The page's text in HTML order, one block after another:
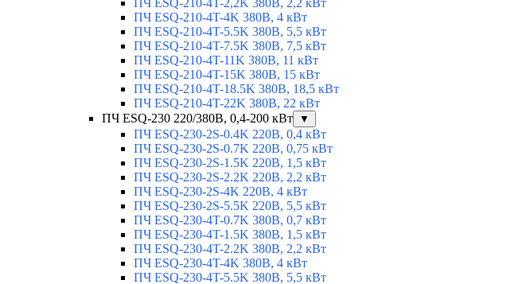
ПЧ ESQ-210-4T-2,2K 380В, 2,2 кВт
ПЧ ESQ-210-4T-4K 380В, 4 кВт
ПЧ ESQ-210-4T-5.5K 380В, 5,5 кВт
ПЧ ESQ-210-4T-7.5K 380В, 7,5 кВт
ПЧ ESQ-210-4T-11K 380В, 11 кВт
ПЧ ESQ-210-4T-15K 380В, 15 кВт
ПЧ ESQ-210-4T-18.5K 380В, 18,5 кВт
ПЧ ESQ-210-4T-22K 380В, 22 кВт
ПЧ ESQ-230 220/380В, 0,4-200 кВт
▼
ПЧ ESQ-230-2S-0.4K 220В, 0,4 кВт
ПЧ ESQ-230-2S-0.7K 220В, 0,75 кВт
ПЧ ESQ-230-2S-1.5K 220В, 1,5 кВт
ПЧ ESQ-230-2S-2.2K 220В, 2,2 кВт
ПЧ ESQ-230-2S-4K 220В, 4 кВт
ПЧ ESQ-230-2S-5.5K 220В, 5,5 кВт
ПЧ ESQ-230-4T-0.7K 380В, 0,7 кВт
ПЧ ESQ-230-4T-1.5K 380В, 1,5 кВт
ПЧ ESQ-230-4T-2.2K 380В, 2,2 кВт
ПЧ ESQ-230-4T-4K 380В, 4 кВт
ПЧ ESQ-230-4T-5.5K 380В, 5,5 кВт